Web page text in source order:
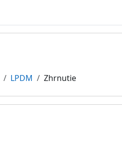
LPDM Zhrnutie